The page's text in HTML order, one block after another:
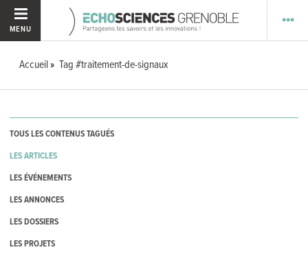
MENU
Accueil Tag #traitement-de-signaux
TOUS LES CONTENUS TAGUÉS
LES ARTICLES
LES ÉVÉNEMENTS
LES ANNONCES
LES DOSSIERS
LES PROJETS